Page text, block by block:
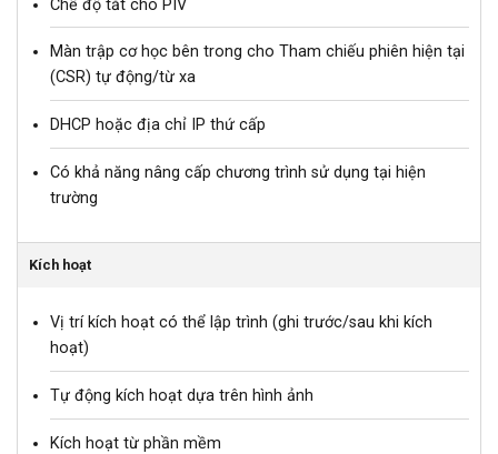
Chế độ tắt cho PIV
Màn trập cơ học bên trong cho Tham chiếu phiên hiện tại
(CSR) tự động/từ xa
DHCP hoặc địa chỉ IP thứ cấp
Có khả năng nâng cấp chương trình sử dụng tại hiện
trường
Kích hoạt
Vị trí kích hoạt có thể lập trình (ghi trước/sau khi kích
hoạt)
Tự động kích hoạt dựa trên hình ảnh
Kích hoạt từ phần mềm